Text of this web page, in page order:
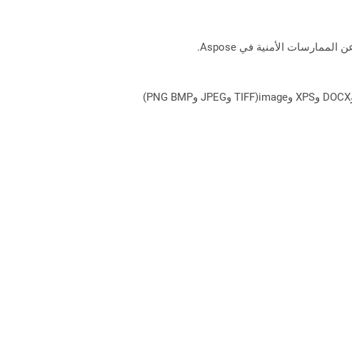
يمكن لـ Aspose.Total Cloud تحويل تنسيقات الملفات من أي مجموعة منتجات إلى أي عائلة منتجات أخرى إلى PDF وDOCX وXPS وimage(TIFF وJPEG وPNG BMP)